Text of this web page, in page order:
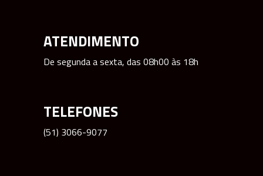
ATENDIMENTO
De segunda a sexta, das 08h00 às 18h
TELEFONES
(51) 3066-9077